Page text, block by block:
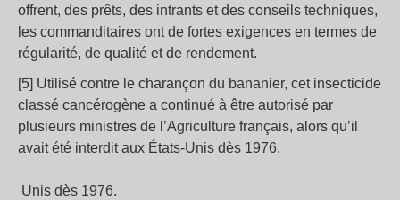
offrent, des prêts, des intrants et des conseils techniques,
les commanditaires ont de fortes exigences en termes de
régularité, de qualité et de rendement.
[5] Utilisé contre le charançon du bananier, cet insecticide
classé cancérogène a continué à être autorisé par
plusieurs ministres de l’Agriculture français, alors qu’il
avait été interdit aux États-Unis dès 1976.
Unis dès 1976.